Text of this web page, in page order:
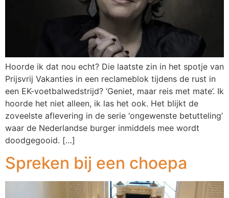
Hoorde ik dat nou echt? Die laatste zin in het spotje van
Prijsvrij Vakanties in een reclameblok tijdens de rust in
een EK-voetbalwedstrijd? ‘Geniet, maar reis met mate’. Ik
hoorde het niet alleen, ik las het ook. Het blijkt de
zoveelste aflevering in de serie ‘ongewenste betutteling’
waar de Nederlandse burger inmiddels mee wordt
doodgegooid. […]
Spreken bij een choepa